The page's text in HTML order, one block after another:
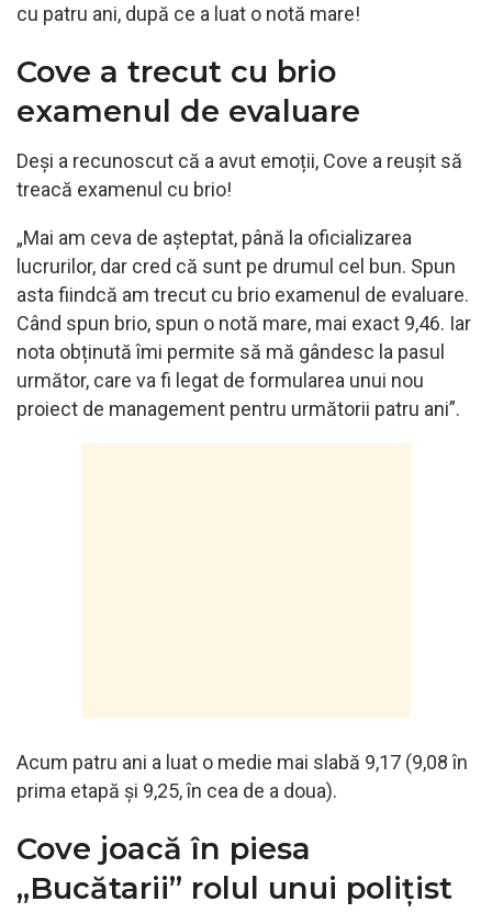
cu patru ani, după ce a luat o notă mare!
Cove a trecut cu brio
examenul de evaluare
Deși a recunoscut că a avut emoții, Cove a reușit să
treacă examenul cu brio!
„Mai am ceva de așteptat, până la oficializarea
lucrurilor, dar cred că sunt pe drumul cel bun. Spun
asta fiindcă am trecut cu brio examenul de evaluare.
Când spun brio, spun o notă mare, mai exact 9,46. Iar
nota obținută îmi permite să mă gândesc la pasul
următor, care va fi legat de formularea unui nou
proiect de management pentru următorii patru ani”.
Acum patru ani a luat o medie mai slabă 9,17 (9,08 în
prima etapă și 9,25, în cea de a doua).
Cove joacă în piesa
„Bucătarii” rolul unui polițist